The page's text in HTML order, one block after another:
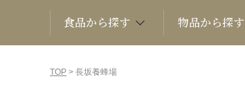
食品から探す 物品から探す
TOP > 長坂養蜂場